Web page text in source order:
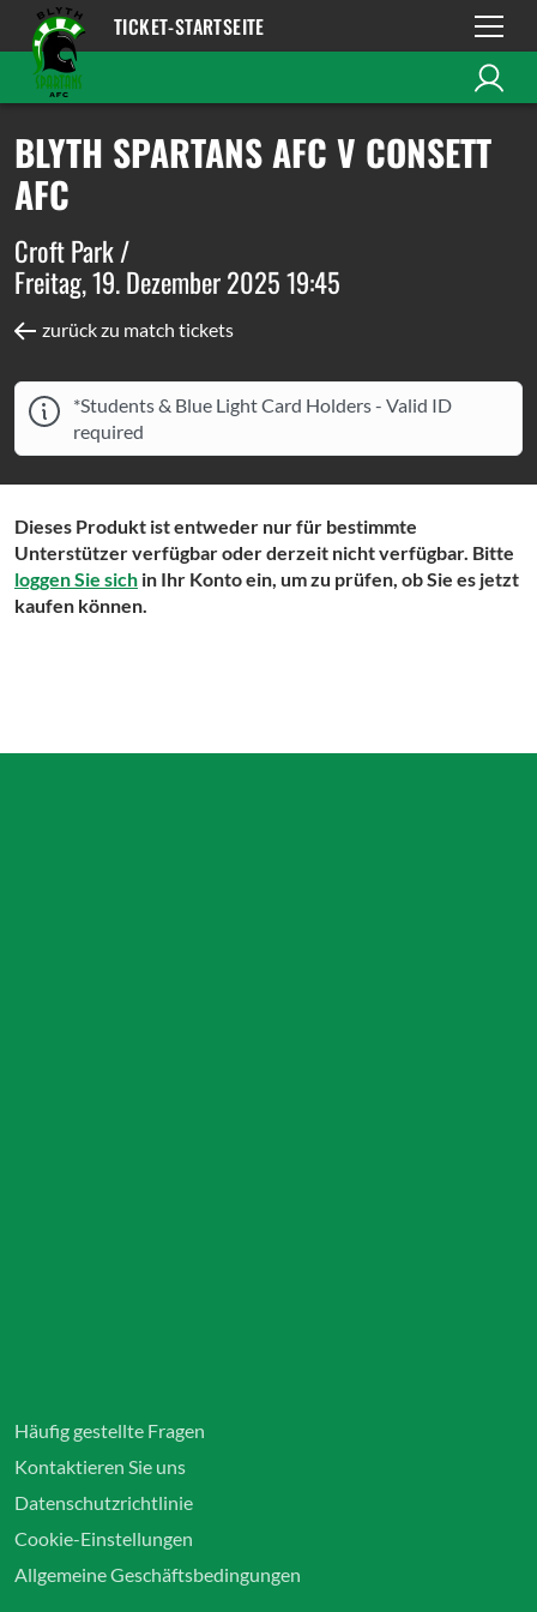
TICKET-STARTSEITE
BLYTH SPARTANS AFC V CONSETT
AFC
Croft Park /
Freitag, 19. Dezember 2025 19:45
zurück zu match tickets
*Students & Blue Light Card Holders - Valid ID
required
Dieses Produkt ist entweder nur für bestimmte
Unterstützer verfügbar oder derzeit nicht verfügbar. Bitte
loggen Sie sich in Ihr Konto ein, um zu prüfen, ob Sie es jetzt
kaufen können.
Häufig gestellte Fragen
Kontaktieren Sie uns
Datenschutzrichtlinie
Cookie-Einstellungen
Allgemeine Geschäftsbedingungen